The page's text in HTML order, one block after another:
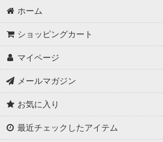
エリートコレクション
シグネチャーコレクション
レッド、ブラック、ピンク、ブルー、キ
ホワイトキャップ（wahitecap）
ホーム
ショッピングカート
マイページ
メールマガジン
お気に入り
最近チェックしたアイテム